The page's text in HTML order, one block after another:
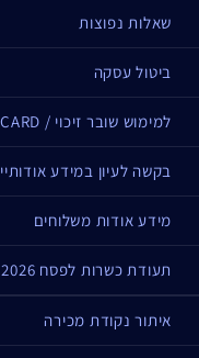
שאלות נפוצות
ביטול עסקה
למימוש שובר זיכוי / GIFT CARD
בקשה לעיון במידע אודותיי
מידע אודות משלוחים
תעודת כשרות לפסח 2026
איתור נקודת מכירה